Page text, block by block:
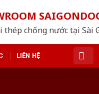
chống nước tại Sài
LIÊN HỆ